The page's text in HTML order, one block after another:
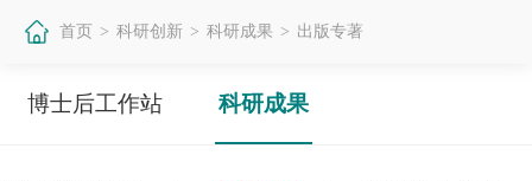
首页 > 科研创新 > 科研成果 > 出版专著
博士后工作站 科研成果